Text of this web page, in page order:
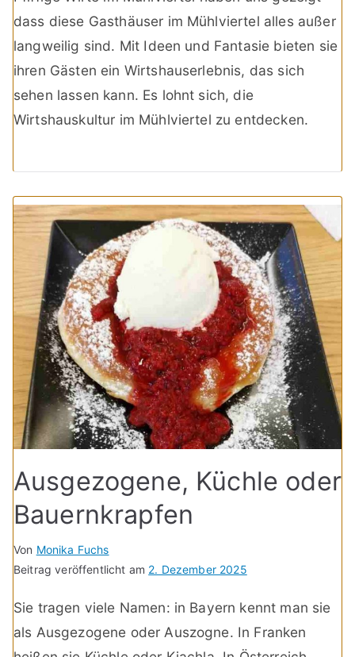
dass diese Gasthäuser im Mühlviertel alles außer
langweilig sind. Mit Ideen und Fantasie bieten sie
ihren Gästen ein Wirtshauserlebnis, das sich
sehen lassen kann. Es lohnt sich, die
Wirtshauskultur im Mühlviertel zu entdecken.
Ausgezogene, Küchle oder
Bauernkrapfen
Von Monika Fuchs
Beitrag veröffentlicht am 2. Dezember 2025
Sie tragen viele Namen: in Bayern kennt man sie
als Ausgezogene oder Auszogne. In Franken